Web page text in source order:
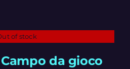
of stock
da gioco